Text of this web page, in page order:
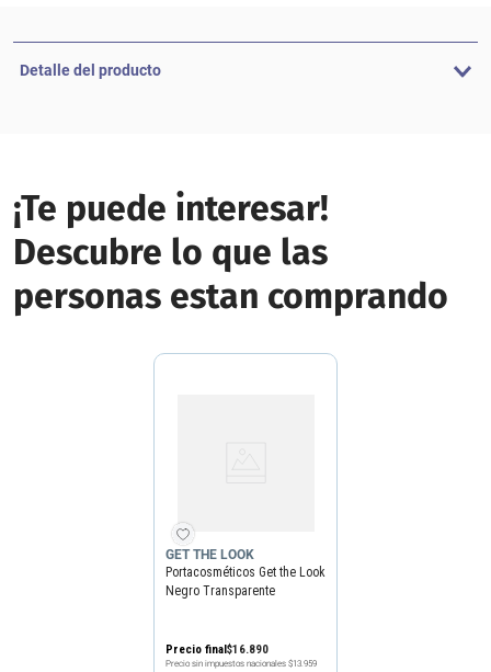
Detalle del producto
¡Te puede interesar!
Descubre lo que las
personas estan comprando
GET THE LOOK
Portacosméticos Get the Look
Negro Transparente
Precio final$16.890
Precio sin impuestos nacionales $13.959